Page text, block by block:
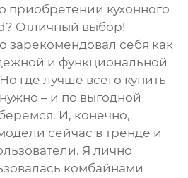
приобретении кухонного
? Отличный выбор!
зарекомендовал себя как
и функциональной
где лучше всего купить
– и по выгодной
И, конечно,
сейчас в тренде и
Я лично
комбайнами